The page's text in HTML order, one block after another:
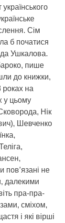
Сім
б початися
Ушкалова.
пише
до книжки,
на
у цьому
Нік
Шевченко
пов’язані не
далекими
пра-пра-
сміхом,
і які вірші